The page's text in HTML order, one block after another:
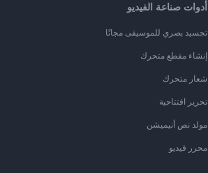
أدوات صناعة الفيديو
تجسيد بصري للموسيقى مجانًا
إنشاء مقطع متحرك
شعار متحرك
تحرير افتتاحية
مولد نص أنيميشن
محرر فيديو